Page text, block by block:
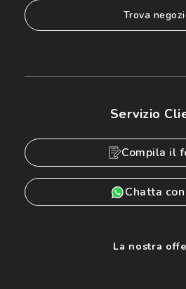
trova
Servizio
Compila il
Chatta
La nostra